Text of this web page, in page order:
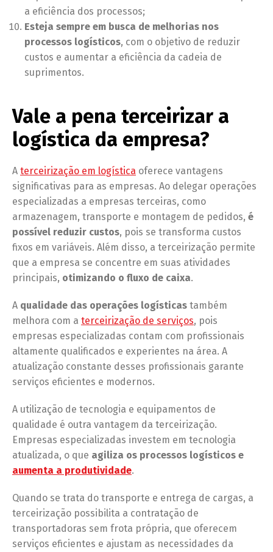
a eficiência dos processos;
Esteja sempre em busca de melhorias nos
processos logísticos, com o objetivo de reduzir
custos e aumentar a eficiência da cadeia de
suprimentos.
Vale a pena terceirizar a
logística da empresa?
A terceirização em logística oferece vantagens
significativas para as empresas. Ao delegar operações
especializadas a empresas terceiras, como
armazenagem, transporte e montagem de pedidos, é
possível reduzir custos, pois se transforma custos
fixos em variáveis. Além disso, a terceirização permite
que a empresa se concentre em suas atividades
principais, otimizando o fluxo de caixa.
A qualidade das operações logísticas também
melhora com a terceirização de serviços, pois
empresas especializadas contam com profissionais
altamente qualificados e experientes na área. A
atualização constante desses profissionais garante
serviços eficientes e modernos.
A utilização de tecnologia e equipamentos de
qualidade é outra vantagem da terceirização.
Empresas especializadas investem em tecnologia
atualizada, o que agiliza os processos logísticos e
aumenta a produtividade.
Quando se trata do transporte e entrega de cargas, a
terceirização possibilita a contratação de
transportadoras sem frota própria, que oferecem
serviços eficientes e ajustam as necessidades da